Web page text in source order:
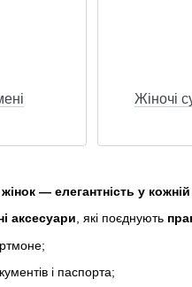
— елегантність у кожній
аксесуари , які поєднують
і паспорта;
Жіночі